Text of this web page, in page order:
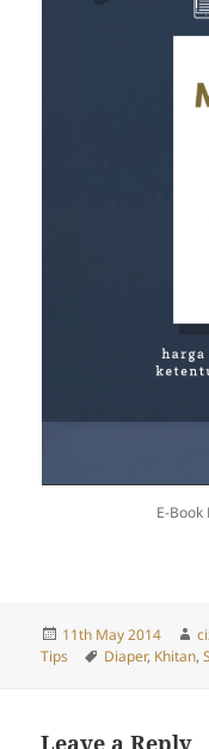
E-
Posted
on
11th May 2014
Tips
Tags
Diaper, Khitan,